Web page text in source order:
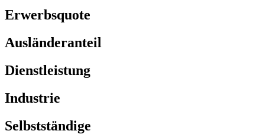
Erwerbsquote
Ausländeranteil
Dienstleistung
Industrie
Selbstständige